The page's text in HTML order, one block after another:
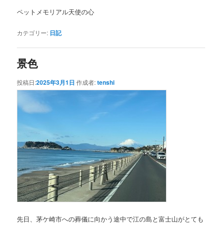
ペットメモリアル天使の心
カテゴリー: 日記
景色
投稿日:2025年3月1日 作成者:tenshi
先日、茅ケ崎市への葬儀に向かう途中で江の島と富士山がとても